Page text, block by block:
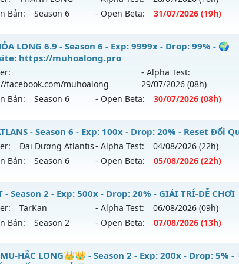
KHÔNG THỂ HACK
01/08/2626
Non Reset
Mu Nguyên bản Webzen
XShield
Bản:
Season 6 - Open Beta: 31/07/2026 (19h)
LIÊN MINH - CUSTOM 6.15 200K MAX TOP
mới ra tháng 07 2026 - Mở máy chủ
THANH LONG
99999x - Drop: 1000%
loại: Mu Custom thêm đồ mới
BDC
LONG 6.9 - Season 6 - Exp: 9999x - Drop: 99% - 🌍
https://muhoalong.pro
facebook.com/muhoalong
- Alpha Test:
29/07/2026 (08h)
Bản:
Season 6 - Open Beta: 30/07/2026 (08h)
LONG 6.9 - 🌍 Website: https://muhoalong.pro
ra tháng 07 2026 - Mở máy chủ https://
07/2626
Non Reset
Mu Nguyên bản Webzen
Xshiel
- Season 6 - Exp: 100x - Drop: 20% - Reset Đổi
Đại Dương Atlantis- Alpha Test: 04/08/2026 (22h)
Bản:
Season 6 - Open Beta: 05/08/2026 (22h)
ATLANS - Reset Đổi Quà
mới ra tháng 08 2026 - Mở máy chủĐại Dương
2626
100x - Drop: 20%
- Season 2 - Exp: 500x - Drop: 20% - GIẢI TRÍ-DỄ CHƠI
TarKan - Alpha Test: 06/08/2026 (09h)
Bản:
Season 2 - Open Beta: 07/08/2026 (13h)
- GIẢI TRÍ-DỄ CHƠI
HẮC LONG👑👑 - Season 2 - Exp: 200x - Drop: 5% -